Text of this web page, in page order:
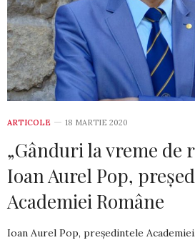
ARTICOLE 18 MARTIE 2020
„Gânduri la vreme de
Ioan Aurel Pop,
Academiei Române
Ioan Aurel Pop, președintele